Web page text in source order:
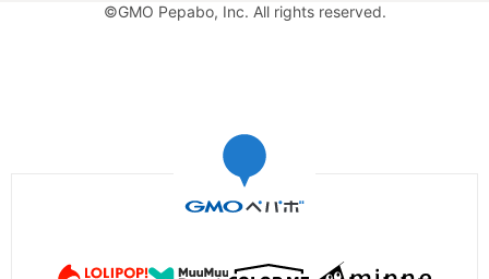
©GMO Pepabo, Inc. All rights reserved.